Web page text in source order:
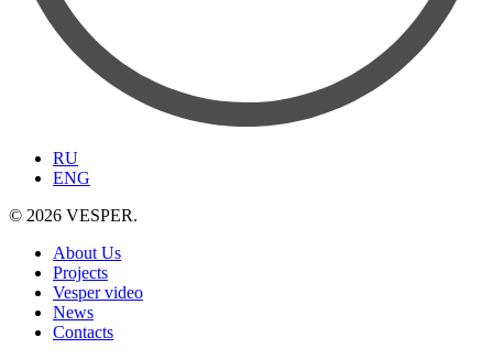
RU
ENG
© 2026 VESPER.
About Us
Projects
Vesper video
News
Contacts